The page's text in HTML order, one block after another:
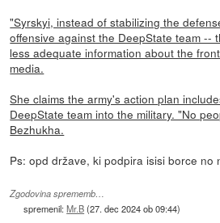
"Syrskyi, instead of stabilizing the
offensive against the DeepState team --
less adequate information about the
media.
She claims the army's action plan
DeepState team into the military. "No
Bezhukha.
Ps: opd države, ki podpira isisi borce no
Zgodovina sprememb…
spremenil:Mr.B(27. dec 2024 ob 09:44)